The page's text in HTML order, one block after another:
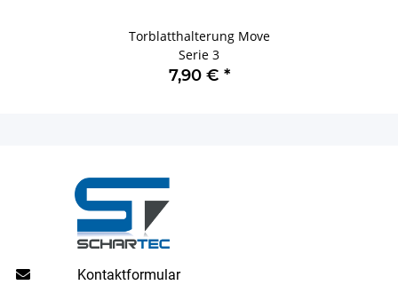
Torblatthalterung Move
Serie 3
7,90 € *
Kontaktformular